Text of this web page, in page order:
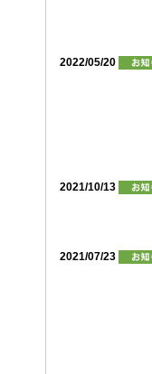
2022/05/20
2021/10/13
2021/07/23